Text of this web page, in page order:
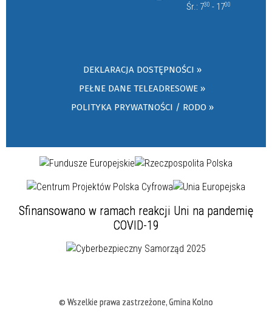
Śr.: 730 - 1700
DEKLARACJA DOSTĘPNOŚCI »
PEŁNE DANE TELEADRESOWE »
POLITYKA PRYWATNOŚCI / RODO »
Sfinansowano w ramach reakcji Uni na pandemię
COVID-19
© Wszelkie prawa zastrzeżone, Gmina Kolno